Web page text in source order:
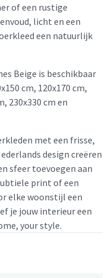
of een rustige
licht en een
een natuurlijk
Beige is beschikbaar
cm, 120x170 cm,
230x330 cm en
met een frisse,
design creëren
sfeer toevoegen aan
print of een
elke woonstijl een
je jouw interieur een
your style.